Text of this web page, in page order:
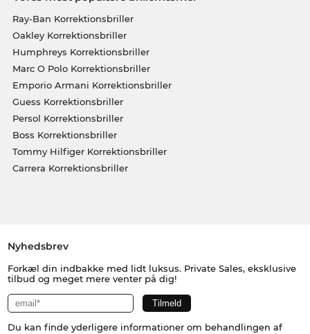
Ray-Ban Korrektionsbriller
Oakley Korrektionsbriller
Humphreys Korrektionsbriller
Marc O Polo Korrektionsbriller
Emporio Armani Korrektionsbriller
Guess Korrektionsbriller
Persol Korrektionsbriller
Boss Korrektionsbriller
Tommy Hilfiger Korrektionsbriller
Carrera Korrektionsbriller
Nyhedsbrev
Forkæl din indbakke med lidt luksus. Private Sales, eksklusive
tilbud og meget mere venter på dig!
Du kan finde yderligere informationer om behandlingen af